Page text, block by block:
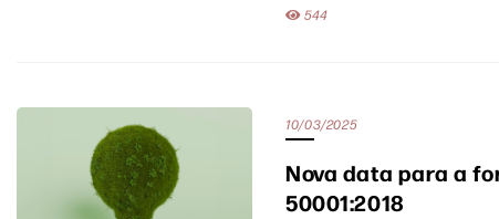
544
10/03/2025
Nova data para a
50001:2018